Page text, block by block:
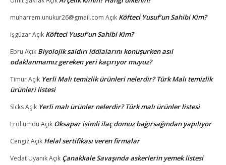
muharrem.unukur26@gmail.com Açık Köfteci Yusuf’un Sahibi Kim?
işgüzarAçık Köfteci Yusuf’un Sahibi Kim?
Ebru Açık Biyolojik saldırı iddialarını konuşurken asıl
odaklanmamız gereken yeri kaçırıyor muyuz?
TimurAçık Yerli Malı temizlik ürünleri nelerdir? Türk Malı temizlik
ürünleri listesi
SlcksAçık Yerli malı ürünler nelerdir? Türk malı ürünler listesi
Erol umdu Açık Oksapar isimli ilaç domuz bağırsağından yapılıyor
CengizAçık Helal sertifikası veren firmalar
Vedat UyanıkAçık Çanakkale Savaşında askerlerin yemek listesi